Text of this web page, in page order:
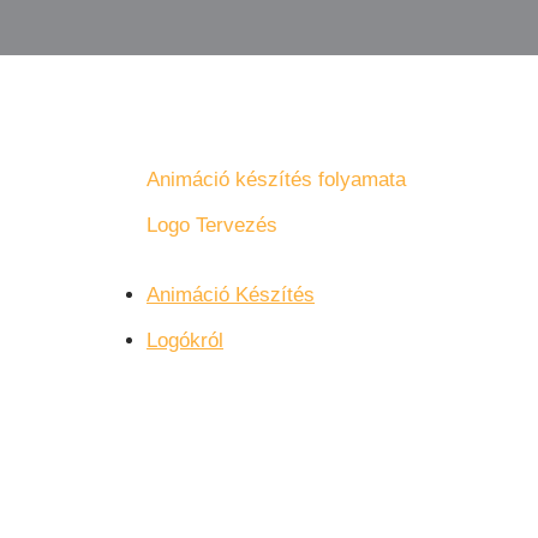
Animáció készítés folyamata
Logo Tervezés
Animáció Készítés
Logókról